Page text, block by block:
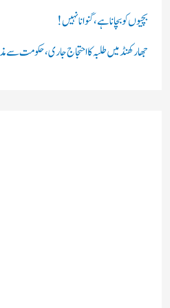
بچیوں کو بچانا ہے، گنوانا نہیں!
جھارکھنڈ میں طلبہ کا احتجاج جاری، حکومت سے